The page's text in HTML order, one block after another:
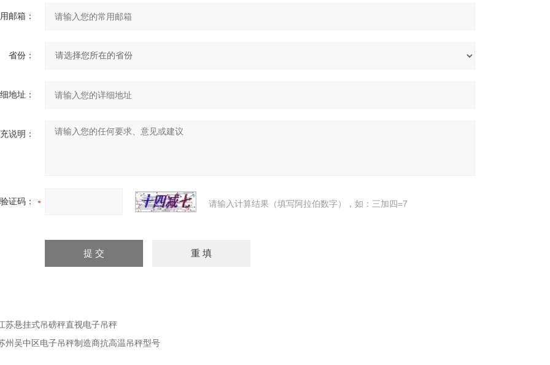
邮箱：
省份：
地址：
说明：
验证码： 请输入计算结果（填写阿拉伯数字），如：三加四=7
苏悬挂式吊磅秤直视电子吊秤
州吴中区电子吊秤制造商抗高温吊秤型号